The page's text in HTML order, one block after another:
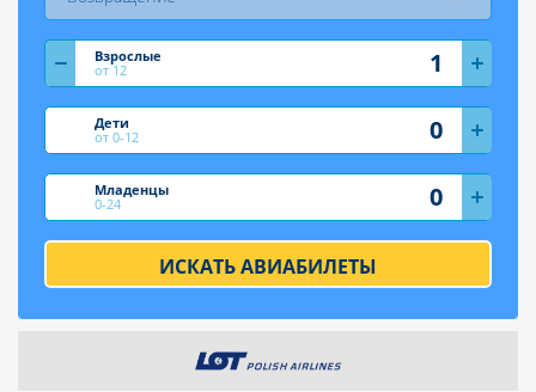
Взрослые
от 12
Дети
от 0-12
Младенцы
0-24
ИСКАТЬ АВИАБИЛЕТЫ